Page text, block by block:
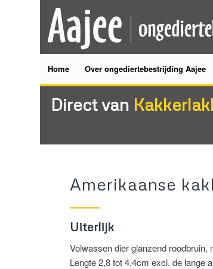
Home Over ongediertebestrijding Aajee
Direct van
Amerikaanse
Uiterlijk
Volwassen dier glanzend
Lengte 2,8 tot 4,4cm excl. de lange